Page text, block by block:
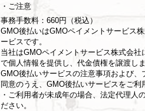
ご注意
事務手数料：660円（税込）
GMO後払いはGMOペイメントサービス
ービスです。
当社はGMOペイメントサービス株式会社
で個人情報を提供し、代金債権を譲渡しま
GMO後払いサービスの注意事項および、
同意のうえ、GMO後払いサービスをご利
・ご利用者が未成年の場合、法定代理人
ださい。